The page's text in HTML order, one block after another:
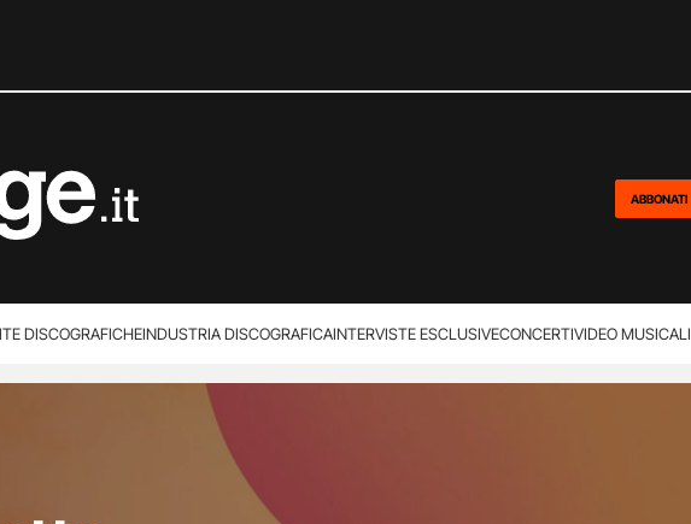
ABBONATI
DISCOGRAFICHEINDUSTRIA DISCOGRAFICAINTERVISTE ESCLUSIVECONCERTIVIDEO MUSICALI